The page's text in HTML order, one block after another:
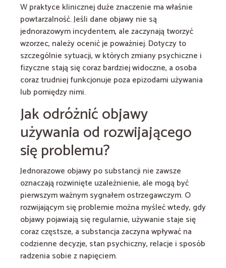
W praktyce klinicznej duże znaczenie ma właśnie
powtarzalność. Jeśli dane objawy nie są
jednorazowym incydentem, ale zaczynają tworzyć
wzorzec, należy ocenić je poważniej. Dotyczy to
szczególnie sytuacji, w których zmiany psychiczne i
fizyczne stają się coraz bardziej widoczne, a osoba
coraz trudniej funkcjonuje poza epizodami używania
lub pomiędzy nimi.
Jak odróżnić objawy
używania od rozwijającego
się problemu?
Jednorazowe objawy po substancji nie zawsze
oznaczają rozwinięte uzależnienie, ale mogą być
pierwszym ważnym sygnałem ostrzegawczym. O
rozwijającym się problemie można myśleć wtedy, gdy
objawy pojawiają się regularnie, używanie staje się
coraz częstsze, a substancja zaczyna wpływać na
codzienne decyzje, stan psychiczny, relacje i sposób
radzenia sobie z napięciem.